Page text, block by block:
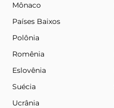
Mônaco
Países Baixos
Polônia
Romênia
Eslovênia
Suécia
Ucrânia